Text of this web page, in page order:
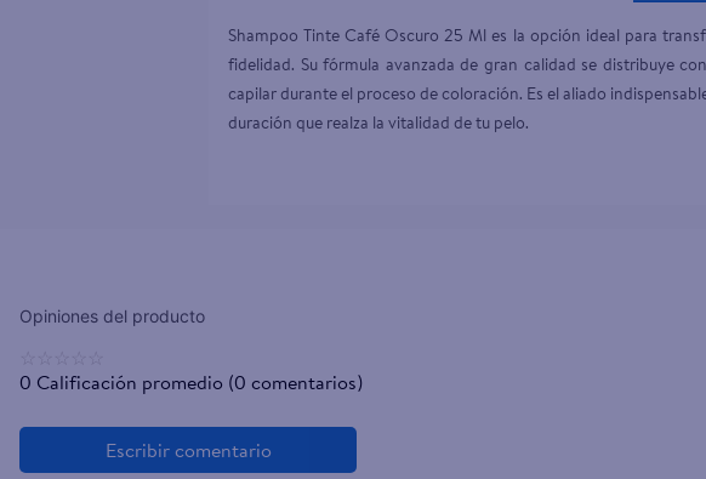
Shampoo Tinte Café Oscuro 25 Ml es la opción ideal para
fidelidad. Su fórmula avanzada de gran calidad se distribuye
capilar durante el proceso de coloración. Es el aliado
duración que realza la vitalidad de tu pelo.
0 Calificación promedio (0 comentarios)